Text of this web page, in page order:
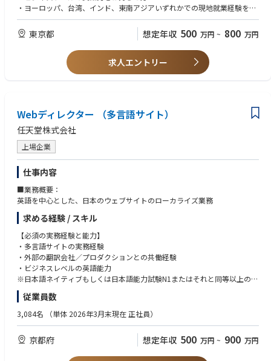
・ヨーロッパ、台湾、インド、東南アジアいずれかでの現地就業経験をお
持ちで現地の言語が可能な方
■歓迎条件
・営業経験をお持ちの方
東京都 想定年収 500 万円 ~ 800 万円
求人エントリー
Webディレクター （多言語サイト）
任天堂株式会社
上場企業
仕事内容
■業務概要：
英語を中心とした、日本のウェブサイトのローカライズ業務
求める経験 / スキル
【必須の実務経験と能力】
・多言語サイトの実務経験
・外部の翻訳会社／プロダクションとの共働経験
・ビジネスレベルの英語能力
※日本語ネイティブもしくは日本語能力試験N1またはそれと同等以上の日
本語能力をお持ちの方
【上記に加え、以下いずれかのスキルや経験をお持ちの方歓迎】
・Web（UI/UX、デザイン、CSS/JavaScript）についての知識
・定性／定量分析・検証・レポーティングの経験
・SEOに関する知識
従業員数
3,084名 （単体 2026年3月末現在 正社員）
京都府 想定年収 500 万円 ~ 900 万円